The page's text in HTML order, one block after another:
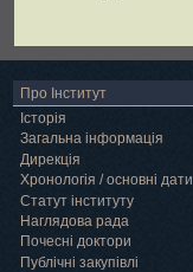
Про Інститут
Історія
Загальна інформація
Дирекція
Хронологія / основні дати
Статут інституту
Наглядова рада
Почесні доктори
Публічні закупівлі